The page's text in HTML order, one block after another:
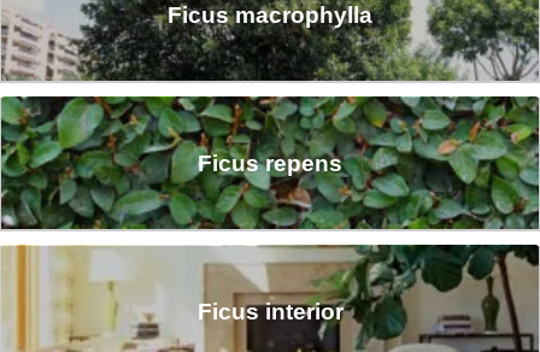
Ficus macrophylla
Ficus repens
Ficus interior